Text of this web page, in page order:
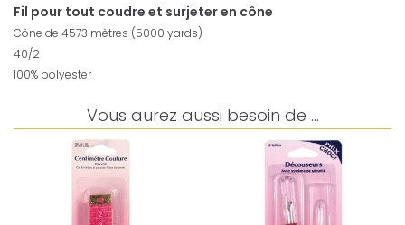
Fil pour tout coudre et surjeter en cône
Cône de 4573 mètres (5000 yards)
40/2
100% polyester
Vous aurez aussi besoin de ...